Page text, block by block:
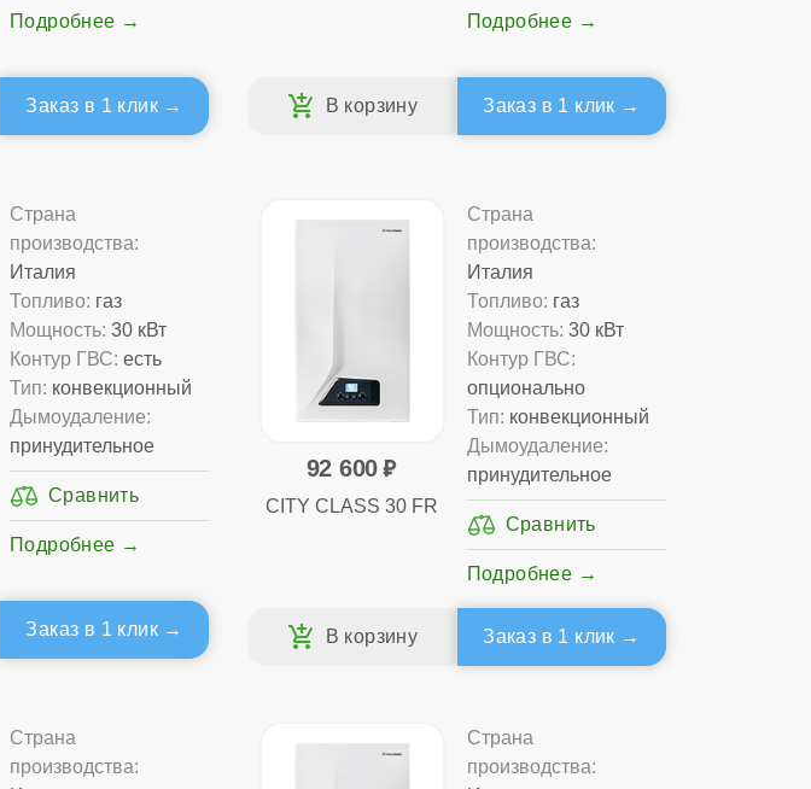
Подробнее
Заказ в 1 клик
Подробнее
Заказ в 1 клик
Страна
производства:
Италия
Топливо: газ
Мощность: 30 кВт
Контур ГВС: есть
Тип: конвекционный
Дымоудаление:
принудительное
Подробнее
Заказ в 1 клик
92 600
CITY CLASS 30 FR
Страна
производства:
Италия
Топливо: газ
Мощность: 30 кВт
Контур ГВС:
опционально
Тип: конвекционный
Дымоудаление:
принудительное
Подробнее
Заказ в 1 клик
Страна
производства:
Страна
производства: